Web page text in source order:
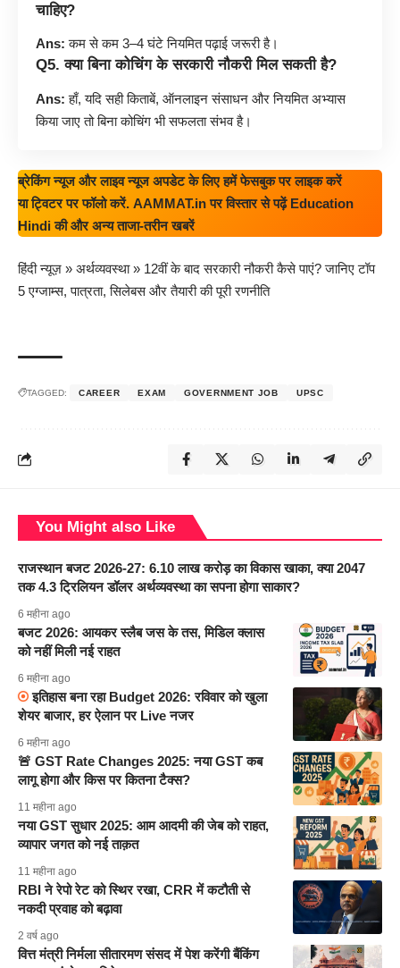
चाहिए?
Ans: कम से कम 3–4 घंटे नियमित पढ़ाई जरूरी है।
Q5. क्या बिना कोचिंग के सरकारी नौकरी मिल सकती है?
Ans: हाँ, यदि सही किताबें, ऑनलाइन संसाधन और नियमित अभ्यास
किया जाए तो बिना कोचिंग भी सफलता संभव है।
ब्रेकिंग न्यूज और लाइव न्यूज अपडेट के लिए हमेंफेसबुकपर लाइक करें
याट्विटरपर फॉलो करें. AAMMAT.inपर विस्तार से पढ़ें Education
Hindiकी और अन्य ताजा-तरीन खबरें
हिंदी न्यूज़ » अर्थव्यवस्था» 12वीं के बाद सरकारी नौकरी कैसे पाएं? जानिए टॉप
5 एग्जाम्स, पात्रता, सिलेबस और तैयारी की पूरी रणनीति
TAGGED: CAREER EXAM GOVERNMENT JOB UPSC
You Might also Like
राजस्थान बजट 2026-27: 6.10 लाख करोड़ का विकास खाका, क्या 2047
तक 4.3 ट्रिलियन डॉलर अर्थव्यवस्था का सपना होगा साकार?
6 महीना ago
बजट 2026: आयकर स्लैब जस के तस, मिडिल क्लास
को नहीं मिली नई राहत
6 महीना ago
इतिहास बना रहा Budget 2026: रविवार को खुला
शेयर बाजार, हर ऐलान पर Live नजर
6 महीना ago
🚨 GST Rate Changes 2025: नया GST कब
लागू होगा और किस पर कितना टैक्स?
11 महीना ago
नया GST सुधार 2025: आम आदमी की जेब को राहत,
व्यापार जगत को नई ताक़त
11 महीना ago
RBI ने रेपो रेट को स्थिर रखा, CRR में कटौती से
नकदी प्रवाह को बढ़ावा
2 वर्ष ago
वित्त मंत्री निर्मला सीतारमण संसद में पेश करेंगी बैंकिंग